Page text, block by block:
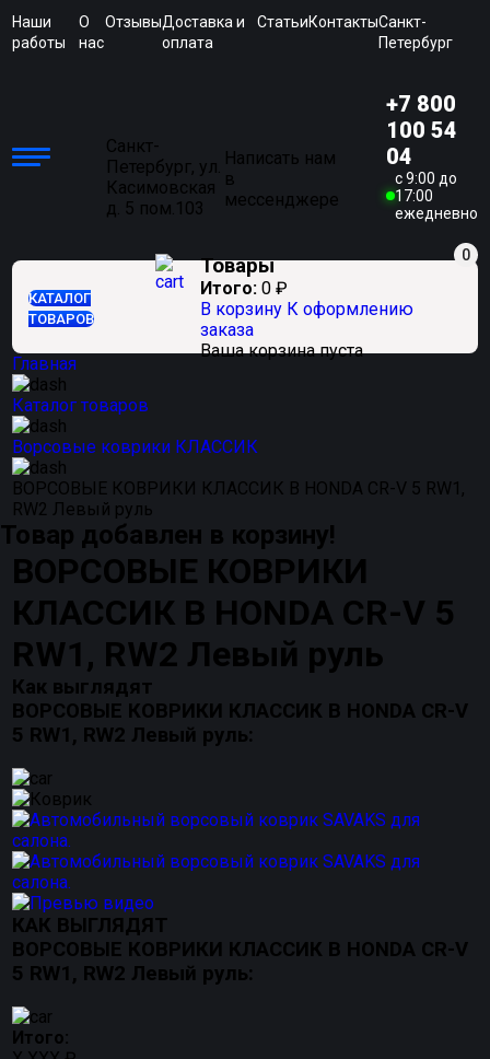
Наши
работы
О
нас
ОтзывыДоставка и
оплата
СтатьиКонтактыСанкт-
Петербург
Санкт-
Петербург, ул.
Касимовская
д. 5 пом.103
Написать нам
в
мессенджере
+7 800
100 54
04
c 9:00 до
17:00
ежедневно
КАТАЛОГ
ТОВАРОВ
0
Товары
Итого: 0 ₽
В корзину К оформлению
заказа
Ваша корзина пуста
Главная
Каталог товаров
Ворсовые коврики КЛАССИК
ВОРСОВЫЕ КОВРИКИ КЛАССИК В HONDA CR-V 5 RW1,
RW2 Левый руль
Товар добавлен в корзину!
ВОРСОВЫЕ КОВРИКИ
КЛАССИК В HONDA CR-V 5
RW1, RW2 Левый руль
Как выглядят
ВОРСОВЫЕ КОВРИКИ КЛАССИК В HONDA CR-V
5 RW1, RW2 Левый руль:
КАК ВЫГЛЯДЯТ
ВОРСОВЫЕ КОВРИКИ КЛАССИК В HONDA CR-V
5 RW1, RW2 Левый руль:
Итого: